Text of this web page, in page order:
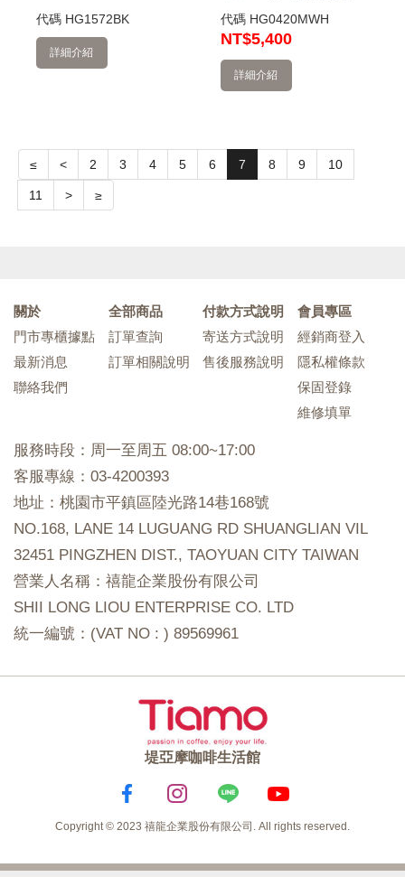
代碼 HG1572BK
詳細介紹
代碼 HG0420MWH
NT$5,400
詳細介紹
≤ < 2 3 4 5 6 7 8 9 10
11 > ≥
關於
門市專櫃據點
最新消息
聯絡我們
全部商品
訂單查詢
訂單相關說明
付款方式說明
寄送方式說明
售後服務說明
會員專區
經銷商登入
隱私權條款
保固登錄
維修填單
服務時段：周一至周五 08:00~17:00
客服專線：03-4200393
地址：桃園市平鎮區陸光路14巷168號
NO.168, LANE 14 LUGUANG RD SHUANGLIAN VIL
32451 PINGZHEN DIST., TAOYUAN CITY TAIWAN
營業人名稱：禧龍企業股份有限公司
SHII LONG LIOU ENTERPRISE CO. LTD
統一編號：(VAT NO : ) 89569961
堤亞摩咖啡生活館
Copyright © 2023 禧龍企業股份有限公司. All rights reserved.